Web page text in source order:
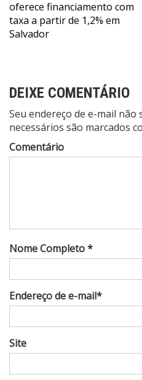
Post
oferece financiamento com
taxa a partir de 1,2% em
Salvador
DEIXE COMENTÁRIO
Seu endereço de e-mail não
necessários são marcados
Comentário
Nome Completo *
Endereço de e-mail*
Site